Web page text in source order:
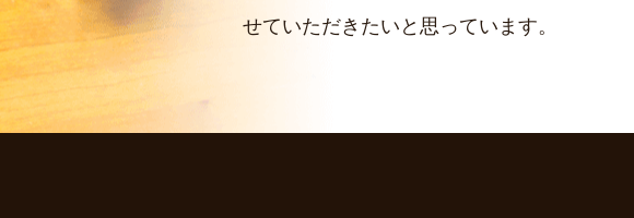
せていただきたいと思っています。